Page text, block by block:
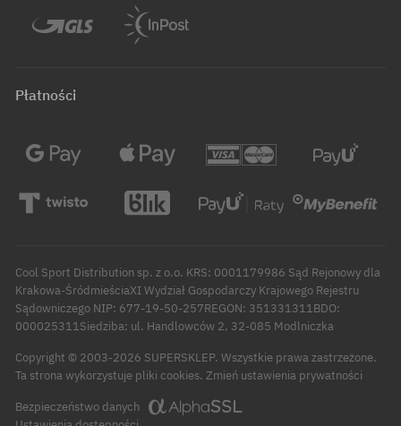
Płatności
Cool Sport Distribution sp. z o.o. KRS: 0001179986 Sąd Rejonowy dla
Krakowa-ŚródmieściaXI Wydział Gospodarczy Krajowego Rejestru
Sądowniczego NIP: 677-19-50-257REGON: 351331311BDO:
000025311Siedziba: ul. Handlowców 2, 32-085 Modlniczka
Copyright © 2003-2026 SUPERSKLEP. Wszystkie prawa zastrzeżone.
Ta strona wykorzystuje pliki cookies. Zmień ustawienia prywatności
Bezpieczeństwo danych